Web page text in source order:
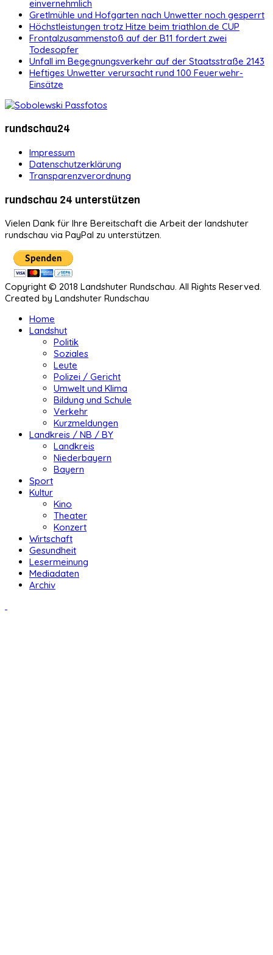
einvernehmlich
Gretlmühle und Hofgarten nach Unwetter noch gesperrt
Höchstleistungen trotz Hitze beim triathlon.de CUP
Frontalzusammenstoß auf der B11 fordert zwei
Todesopfer
Unfall im Begegnungsverkehr auf der Staatsstraße 2143
Heftiges Unwetter verursacht rund 100 Feuerwehr-
Einsätze
rundschau24
Impressum
Datenschutzerklärung
Transparenzverordnung
rundschau 24 unterstützen
Vielen Dank für Ihre Bereitschaft die Arbeit der landshuter
rundschau via PayPal zu unterstützen.
Copyright © 2018 Landshuter Rundschau. All Rights Reserved.
Created by Landshuter Rundschau
Home
Landshut
Politik
Soziales
Leute
Polizei / Gericht
Umwelt und Klima
Bildung und Schule
Verkehr
Kurzmeldungen
Landkreis / NB / BY
Landkreis
Niederbayern
Bayern
Sport
Kultur
Kino
Theater
Konzert
Wirtschaft
Gesundheit
Lesermeinung
Mediadaten
Archiv